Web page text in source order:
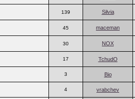
139 Silvia
45 maceman
30 NOX
17 TchudO
3 Bio
4 vrabchev